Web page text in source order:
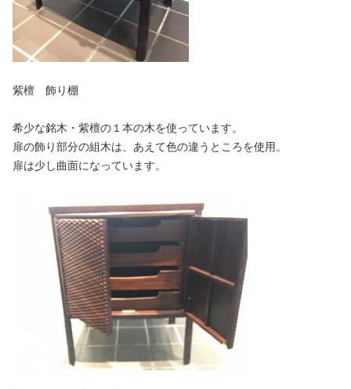
紫檀 飾り棚
希少な銘木・紫檀の１本の木を使っています。
扉の飾り部分の組木は、あえて色の違うところを使用。
扉は少し曲面になっています。